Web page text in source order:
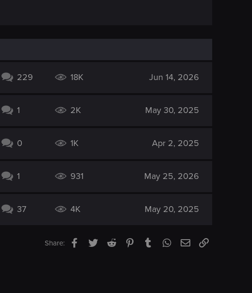
229 18K Jun 14, 2026
1 2K May 30, 2025
0 1K Apr 2, 2025
1 931 May 25, 2026
37 4K May 20, 2025
Share: Facebook
TwitterReddit PinterestTumblrWhatsApp
EmailLink